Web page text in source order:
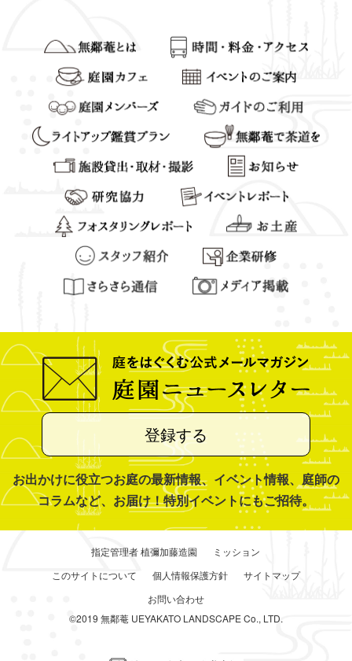
登録する
お出かけに役立つお庭の最新情報、イベント情報、庭師の
コラムなど、お届け！特別イベントにもご招待。
指定管理者 植彌加藤造園
ミッション
このサイトについて
個人情報保護方針
サイトマップ
お問い合わせ
©2019 無鄰菴 UEYAKATO LANDSCAPE Co., LTD.